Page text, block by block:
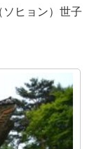
ヒョン）世子